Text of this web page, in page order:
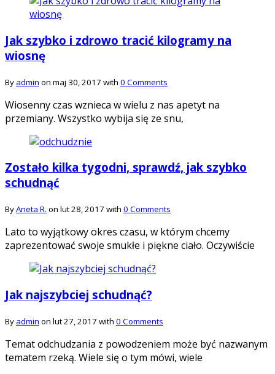
Jak szybko i zdrowo tracić kilogramy na
wiosnę
By admin on maj 30, 2017 with 0 Comments
Wiosenny czas wznieca w wielu z nas apetyt na
przemiany. Wszystko wybija się ze snu,
Zostało kilka tygodni, sprawdź, jak szybko
schudnąć
ByAneta R. on lut 28, 2017 with 0 Comments
Lato to wyjątkowy okres czasu, w którym chcemy
zaprezentować swoje smukłe i piękne ciało. Oczywiście
Jak najszybciej schudnąć?
By admin on lut 27, 2017 with 0 Comments
Temat odchudzania z powodzeniem może być nazwanym
tematem rzeką. Wiele się o tym mówi, wiele